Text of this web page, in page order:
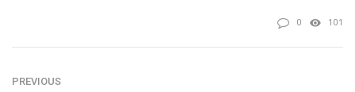
0 101
PREVIOUS